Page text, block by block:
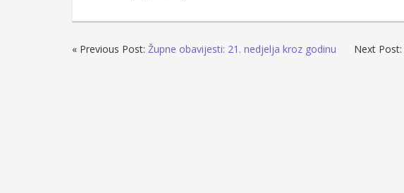
« Previous Post: Župne obavijesti: 21. nedjelja kroz godinu Next Post: